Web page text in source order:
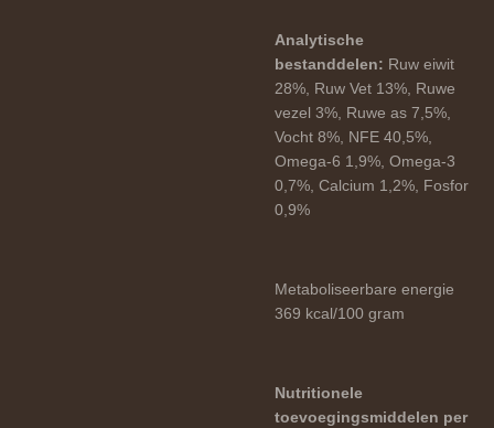
Analytische
bestanddelen: Ruw eiwit
28%, Ruw Vet 13%, Ruwe
vezel 3%, Ruwe as 7,5%,
Vocht 8%, NFE 40,5%,
Omega-6 1,9%, Omega-3
0,7%, Calcium 1,2%, Fosfor
0,9%
Metaboliseerbare energie
369 kcal/100 gram
Nutritionele
toevoegingsmiddelen per